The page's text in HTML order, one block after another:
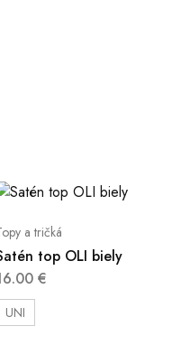
a tričká
top OLI biely
€
UNI